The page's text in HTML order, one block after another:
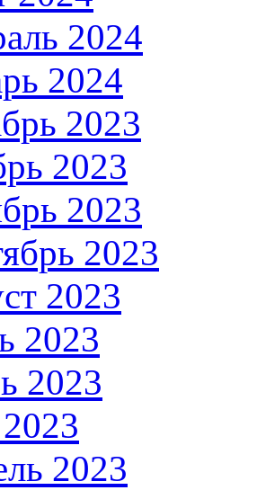
2024
2024
2023
2023
2023
2023
2023
2023
2023
2023